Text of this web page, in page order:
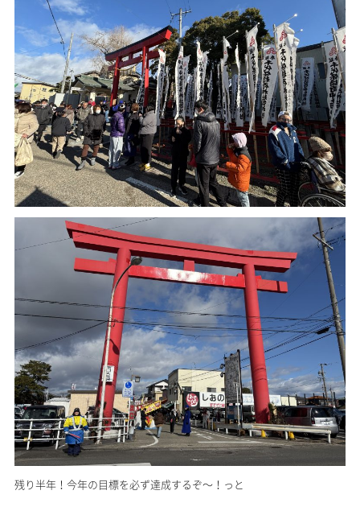
残り半年！今年の目標を必ず達成するぞ～！っと